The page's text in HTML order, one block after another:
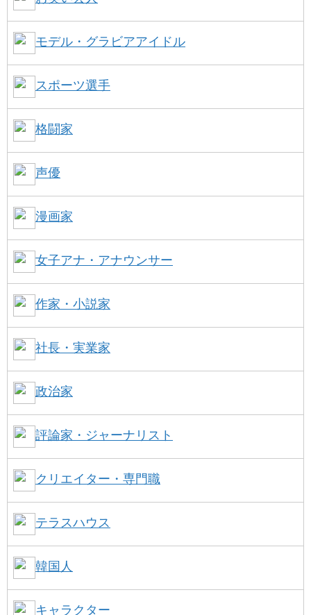
モデル・グラビアアイドル
スポーツ選手
格闘家
声優
漫画家
女子アナ・アナウンサー
作家・小説家
社長・実業家
政治家
評論家・ジャーナリスト
クリエイター・専門職
テラスハウス
韓国人
キャラクター